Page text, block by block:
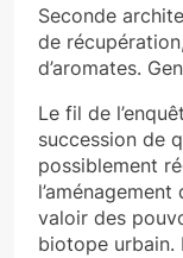
Seconde
de
d’aromates.
Le fil de
succession de
possiblement
valoir des
biotope urbain.